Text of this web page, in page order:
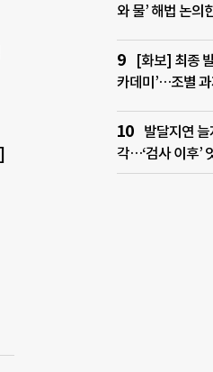
와 물’ 해법 논의
[화보] 최종
카데미’…조별
발달지연
각…‘검사 이후’